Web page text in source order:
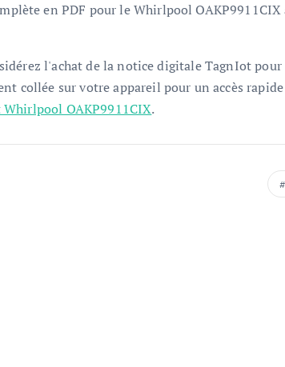
en PDF pour le Whirlpool
l'achat de la notice digitale TagnIot pour
collée sur votre appareil pour un accès
OAKP9911CIX.